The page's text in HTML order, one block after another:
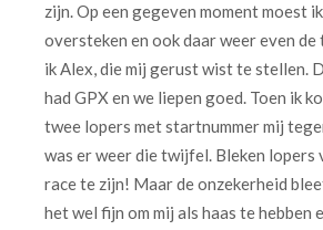
zijn. Op een gegeven moment moest
oversteken en ook daar weer even
ik Alex, die mij gerust wist te stellen.
had GPX en we liepen goed. Toen ik
twee lopers met startnummer mij
was er weer die twijfel. Bleken lopers
race te zijn! Maar de onzekerheid
het wel fijn om mij als haas te hebben